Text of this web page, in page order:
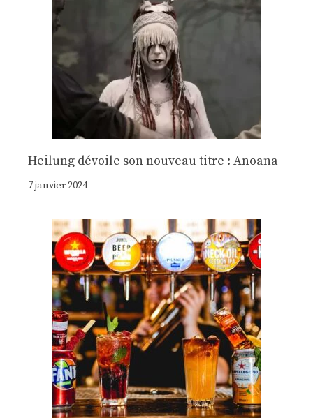
Heilung dévoile son nouveau titre : Anoana
7 janvier 2024